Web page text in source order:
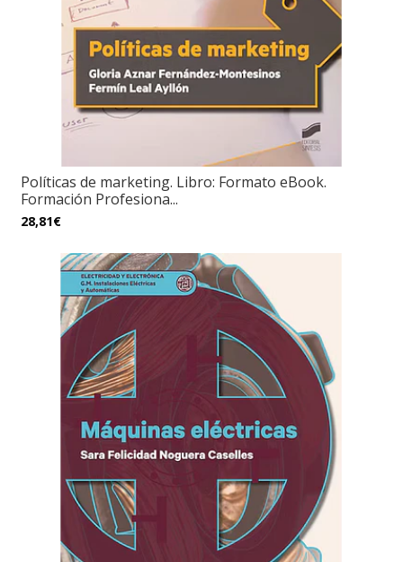
Políticas de marketing. Libro: Formato eBook.
Formación Profesiona...
28,81€